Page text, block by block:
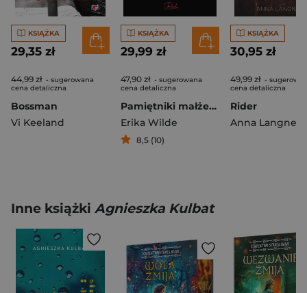
KSIĄŻKA
29,35 zł
44,99 zł - sugerowana
cena detaliczna
Bossman
Vi Keeland
KSIĄŻKA
29,99 zł
47,90 zł - sugerowana
cena detaliczna
Pamiętniki małżeńskie
Erika Wilde
8,5 (10)
KSIĄŻKA
30,95 zł
49,99 zł -
cena detaliczna
Rider
Anna Langner
Inne książki Agnieszka Kulbat